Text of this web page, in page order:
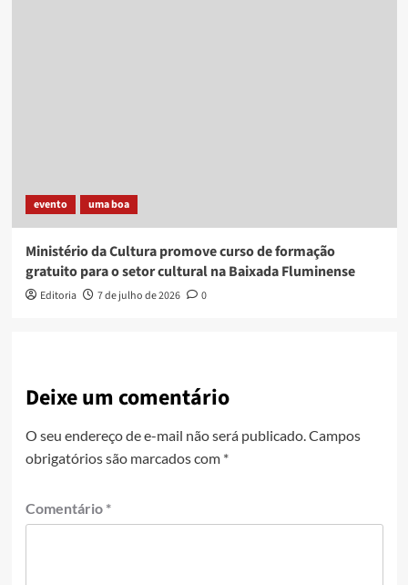
evento uma boa
Ministério da Cultura promove curso de formação
gratuito para o setor cultural na Baixada Fluminense
Editoria 7 de julho de 2026 0
Deixe um comentário
O seu endereço de e-mail não será publicado. Campos
obrigatórios são marcados com *
Comentário *